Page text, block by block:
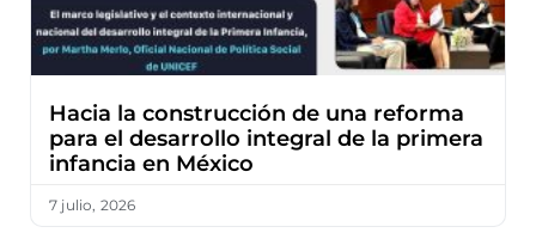
Hacia la construcción de una reforma
para el desarrollo integral de la primera
infancia en México
7 julio, 2026